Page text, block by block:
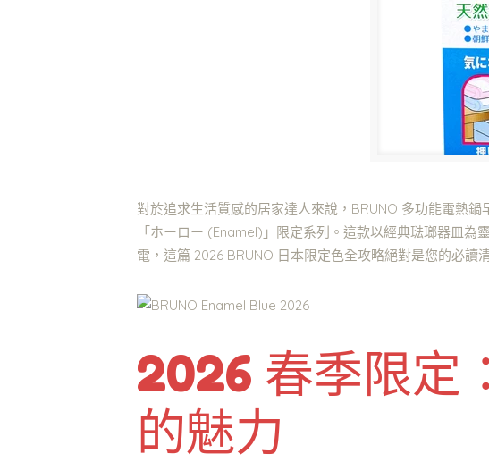
對於追求生活質感的居家達人來說，BRUNO 多功能電熱
「ホーロー (Enamel)」限定系列。這款以經典琺瑯器皿
電，這篇 2026 BRUNO 日本限定色全攻略絕對是您的必讀
2026 春季限定
的魅力